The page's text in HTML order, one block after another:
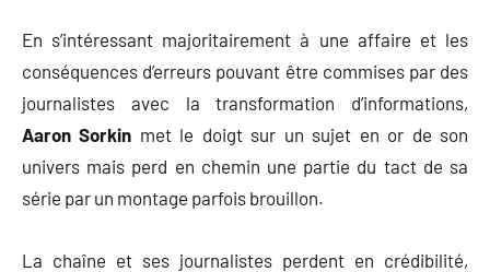
En s’intéressant majoritairement à une affaire et les
conséquences d’erreurs pouvant être commises par des
journalistes avec la transformation d’informations,
Aaron Sorkin met le doigt sur un sujet en or de son
univers mais perd en chemin une partie du tact de sa
série par un montage parfois brouillon.
La chaîne et ses journalistes perdent en crédibilité,